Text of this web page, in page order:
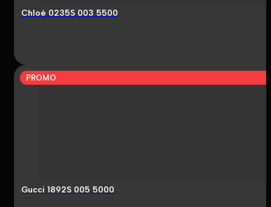
Chloé 0235S 003 5500
PROMO
Gucci 1892S 005 5000